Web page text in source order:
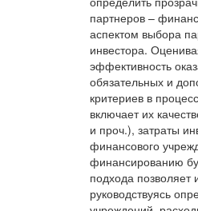
партнеров –
аспектом выбора
инвестора.
эффективность
обязательных и
критериев в
включает их
и проч.), затраты
финансового
финансированию
подхода позволяет
руководствуясь